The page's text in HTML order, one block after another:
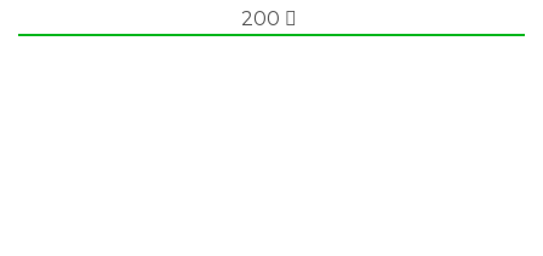
200